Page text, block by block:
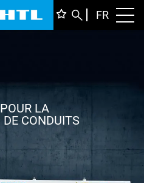
FR
LA
CONDUITS